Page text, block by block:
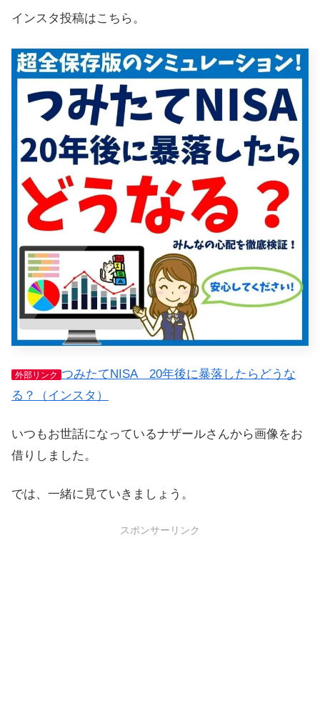
インスタ投稿はこちら。
外部リンク つみたてNISA 20年後に暴落したらどうな
る？（インスタ）
いつもお世話になっているナザールさんから画像をお
借りしました。
では、一緒に見ていきましょう。
スポンサーリンク